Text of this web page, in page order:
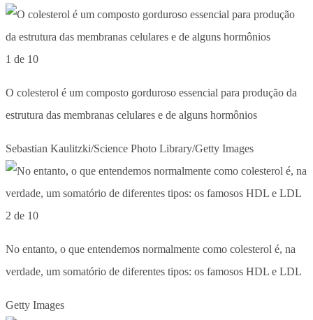
1 de 10
O colesterol é um composto gorduroso essencial para produção da
estrutura das membranas celulares e de alguns hormônios
Sebastian Kaulitzki/Science Photo Library/Getty Images
2 de 10
No entanto, o que entendemos normalmente como colesterol é, na
verdade, um somatório de diferentes tipos: os famosos HDL e LDL
Getty Images